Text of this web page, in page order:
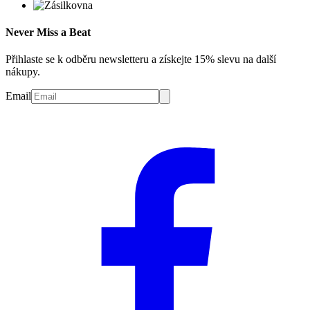
Never Miss a Beat
Přihlaste se k odběru newsletteru a získejte 15% slevu na další
nákupy.
Email